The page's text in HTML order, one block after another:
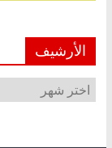
الأرشيف
الأرشيف